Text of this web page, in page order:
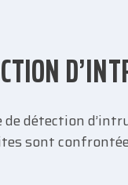
détection
sont